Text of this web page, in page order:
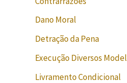
Dano Moral
Detração da Pena
Execução Diversos
Livramento Condicional